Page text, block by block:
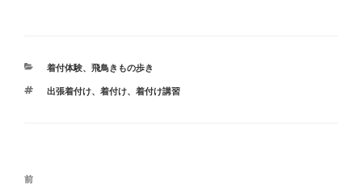
カ
ゴ
着付体験、 飛鳥きもの歩き
タ
出張着付け、 着付け、 着付け講習
投
前
前